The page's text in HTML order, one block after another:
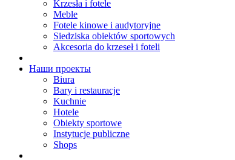
Krzesła i fotele
Meble
Fotele kinowe i audytoryjne
Siedziska obiektów sportowych
Akcesoria do krzeseł i foteli
Наши проекты
Biura
Bary i restauracje
Kuchnie
Hotele
Obiekty sportowe
Instytucje publiczne
Shops